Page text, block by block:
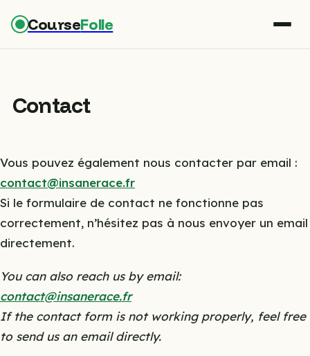
CourseFolle
Contact
Vous pouvez également nous contacter par email :
contact@insanerace.fr
Si le formulaire de contact ne fonctionne pas
correctement, n’hésitez pas à nous envoyer un email
directement.
You can also reach us by email:
contact@insanerace.fr
If the contact form is not working properly, feel free
to send us an email directly.